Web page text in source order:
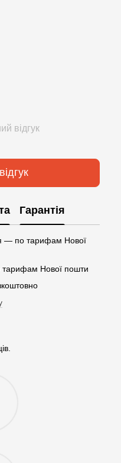
відгук
Гарантія
— по тарифам Нової
Нової пошти